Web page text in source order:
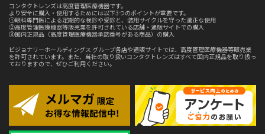
コンタクトレンズは高度管理医療機器です。
より安全に購入・使用するためには以下3つのポイントが重要です。
①眼科専門医による定期的な検診や受診と、装用サイクルを守った適正な使用
②高度管理医療機器等販売業を許可されている店舗・通販サイトでの購入
③国内正規品（高度管理医療機器承認番号がある商品）の購入
ビジョナリーホールディングス グループ各店や通販サイトでは、高度管理医療機器等販売業
を許可されています。また、当社の取り扱いコンタクトレンズはすべて国内正規品を取り扱っ
ておりますので、ぜひご利用ください。